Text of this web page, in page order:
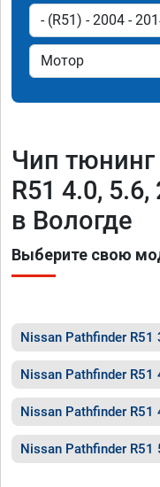
Чип
R51 4.0,
в Вологде
Выберите свою
Nissan Pathfinder R51
Nissan Pathfinder R51
Nissan Pathfinder R51
Nissan Pathfinder R51